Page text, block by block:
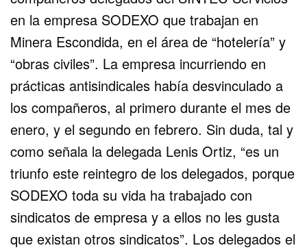
en la empresa SODEXO que trabajan en
Minera Escondida, en el área de “hotelería” y
“obras civiles”. La empresa incurriendo en
prácticas antisindicales había desvinculado a
los compañeros, al primero durante el mes de
enero, y el segundo en febrero. Sin duda, tal y
como señala la delegada Lenis Ortiz, “es un
triunfo este reintegro de los delegados, porque
SODEXO toda su vida ha trabajado con
sindicatos de empresa y a ellos no les gusta
que existan otros sindicatos”. Los delegados el